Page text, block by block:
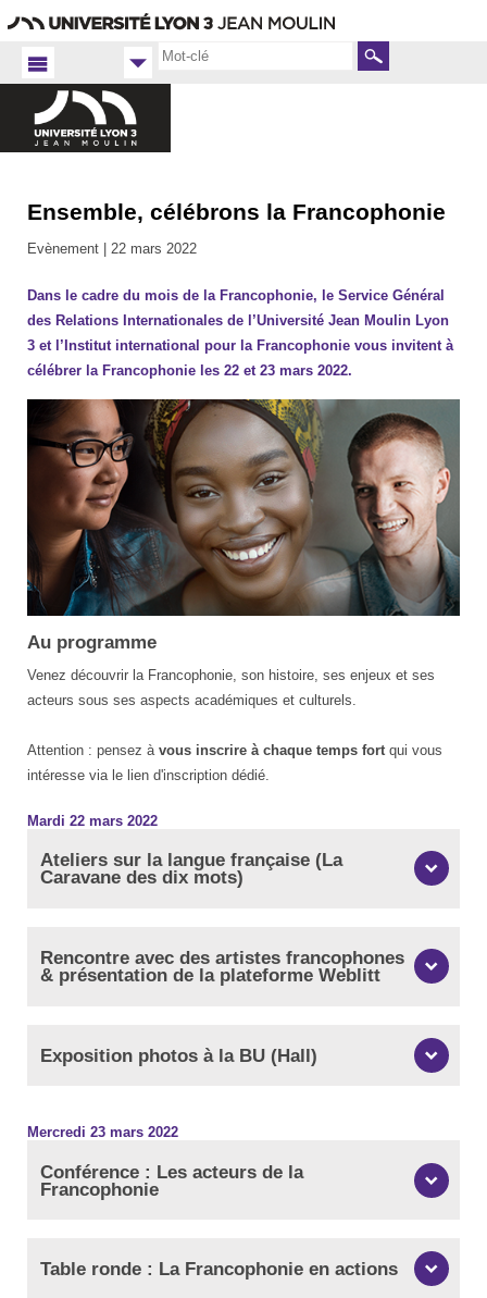
Rechercher
Accueil
Ensemble, célébrons la Francophonie
Evènement | 22 mars 2022
Dans le cadre du mois de la Francophonie, le Service Général
des Relations Internationales de l’Université Jean Moulin Lyon
3 et l’Institut international pour la Francophonie vous invitent à
célébrer la Francophonie les 22 et 23 mars 2022.
Au programme
Venez découvrir la Francophonie, son histoire, ses enjeux et ses
acteurs sous ses aspects académiques et culturels.
Attention : pensez à vous inscrire à chaque temps fort qui vous
intéresse via le lien d'inscription dédié.
Mardi 22 mars 2022
Ateliers sur la langue française (La
Caravane des dix mots)
Rencontre avec des artistes francophones
& présentation de la plateforme Weblitt
Exposition photos à la BU (Hall)
Mercredi 23 mars 2022
Conférence : Les acteurs de la
Francophonie
Table ronde : La Francophonie en actions